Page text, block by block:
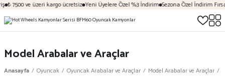
₺ 7500 ve üzeri kargo ücretsiz Yeni Üyelere Özel %3 İndirim Sezona Özel İndirim
Model Arabalar ve Araçlar
Anasayfa Oyuncak Oyuncak Arabalar ve Araçlar Model Arabalar ve Araçlar